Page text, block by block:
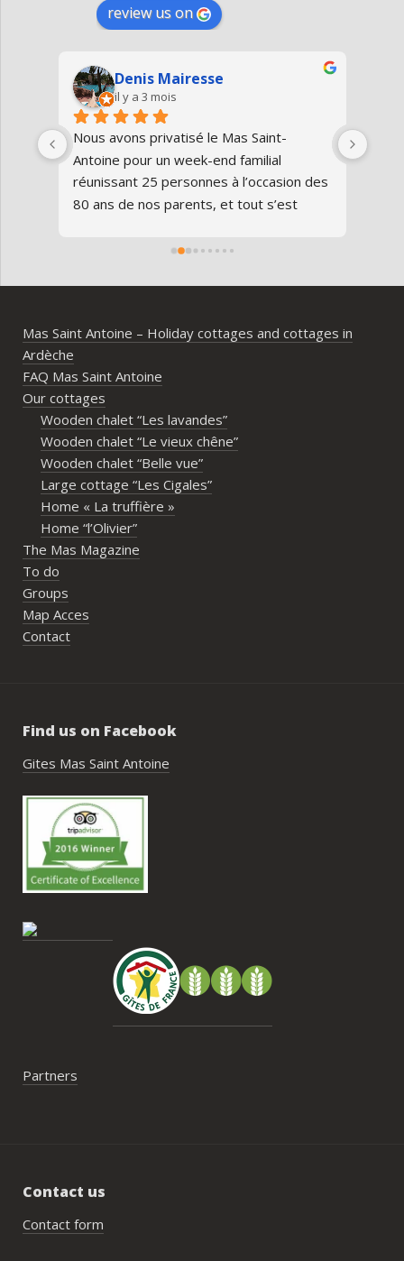
review us on
Denis Mairesse
il y a 3 mois
Nous avons privatisé le Mas Saint-
Antoine pour un week-end familial
réunissant 25 personnes à l’occasion des
80 ans de nos parents, et tout s’est
domaine est superbe, très bien
différents gîtes permettent à chacun
d’avoir son espace tout en gardant un
vrai lieu de rassemblement pour
partager les repas et les activités.Un
immense merci également aux
propriétaires pour leur disponibilité, leur
écoute et leur gentillesse tout au long de
l’organisation. Nous avons été très bien
accompagnés avant le week-end avec de
nombreux conseils utiles, aussi bien pour
les prestataires que pour l’organisation
recommandations données sur place
piscine, nature, tranquillité, nombreux
hébergements et beaucoup d’activités à
très beau souvenir de ce week-end et
nous recommandons le Mas Saint-
Antoine sans hésitation.**La seule petite
contrainte du week-end concerne la
gestion des déchets, puisqu’il n’y a pas
de tri directement sur le domaine et qu’il
faut se rendre au village. Cela ne nous a
pas posé de véritable problème, mais ce
serait un vrai plus à l’avenir.
Mas Saint Antoine – Holiday cottages and cottages in
Ardèche
FAQ Mas Saint Antoine
Our cottages
Wooden chalet “Les lavandes”
Wooden chalet “Le vieux chêne”
Wooden chalet “Belle vue”
Large cottage “Les Cigales”
Home « La truffière »
Home “l’Olivier”
The Mas Magazine
To do
Groups
Map Acces
Contact
Find us on Facebook
Gites Mas Saint Antoine
Partners
Contact us
Contact form